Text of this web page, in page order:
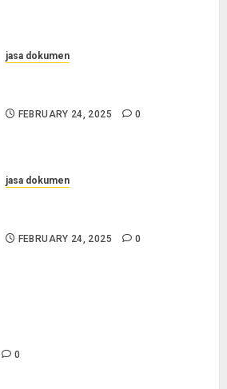
jasa dokumen
FEBRUARY 24, 2025 0
jasa dokumen
FEBRUARY 24, 2025 0
0